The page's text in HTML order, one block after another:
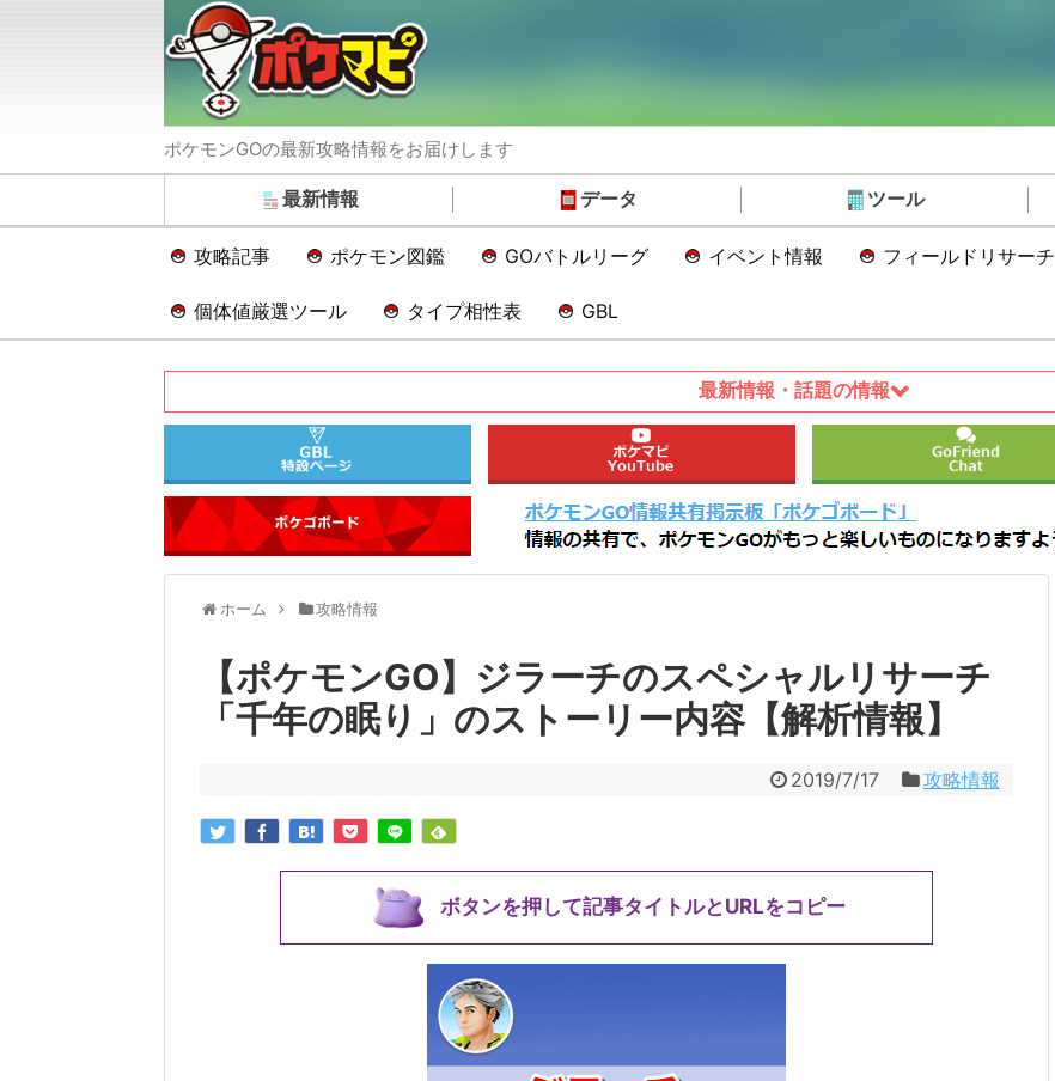
ポケモンGOの最新攻略情報をお届けします
最新情報 データ ツール
攻略記事 ポケモン図鑑 GOバトルリーグ イベント情報 フィールドリサーチ
個体値厳選ツール タイプ相性表 GBL
最新情報・話題の情報
ホーム 攻略情報
【ポケモンGO】ジラーチのスペシャルリサーチ
「千年の眠り」のストーリー内容【解析情報】
2019/7/17 攻略情報
ボタンを押して記事タイトルとURLをコピー